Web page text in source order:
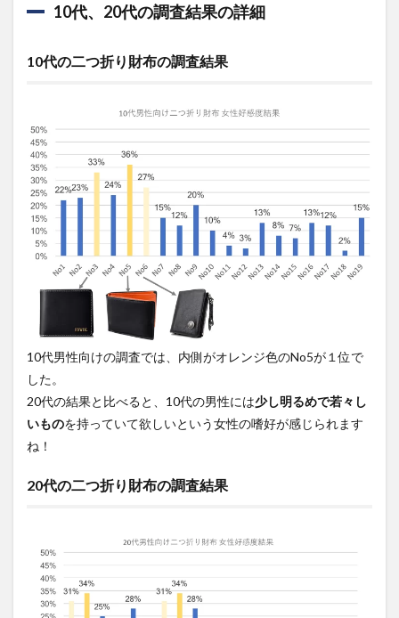
10代、20代の調査結果の詳細
10代の二つ折り財布の調査結果
10代男性向けの調査では、内側がオレンジ色のNo5が１位で
した。
20代の結果と比べると、10代の男性には少し明るめで若々し
いものを持っていて欲しいという女性の嗜好が感じられます
ね！
20代の二つ折り財布の調査結果